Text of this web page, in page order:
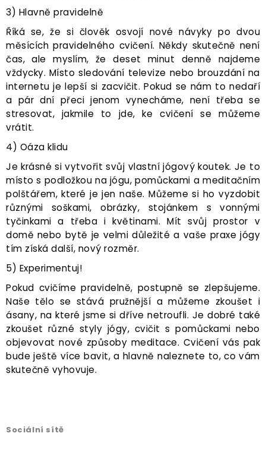
3) Hlavně pravidelně
Říká se, že si člověk osvojí nové návyky po dvou
měsících pravidelného cvičení. Někdy skutečně není
čas, ale myslím, že deset minut denně najdeme
vždycky. Místo sledování televize nebo brouzdání na
internetu je lepší si zacvičit. Pokud se nám to nedaří
a pár dní přeci jenom vynecháme, není třeba se
stresovat, jakmile to jde, ke cvičení se můžeme
vrátit.
4) Oáza klidu
Je krásné si vytvořit svůj vlastní jógový koutek. Je to
místo s podložkou na jógu, pomůckami a meditačním
polštářem, které je jen naše. Můžeme si ho vyzdobit
různými soškami, obrázky, stojánkem s vonnými
tyčinkami a třeba i květinami. Mít svůj prostor v
domě nebo bytě je velmi důležité a vaše praxe jógy
tím získá další, nový rozměr.
5) Experimentuj!
Pokud cvičíme pravidelně, postupně se zlepšujeme.
Naše tělo se stává pružnější a můžeme zkoušet i
ásany, na které jsme si dříve netroufli. Je dobré také
zkoušet různé styly jógy, cvičit s pomůckami nebo
objevovat nové způsoby meditace. Cvičení vás pak
bude ještě více bavit, a hlavně naleznete to, co vám
skutečně vyhovuje.
Sociální sítě